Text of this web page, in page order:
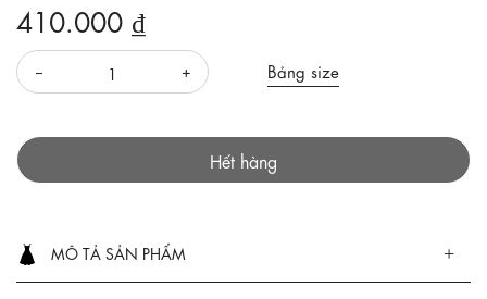
410.000 ₫
Bảng size
Hết hàng
MÔ TẢ SẢN PHẨM